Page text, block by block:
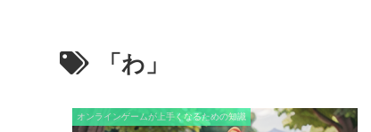
「わ」
オンラインゲームが上手くなるための知識